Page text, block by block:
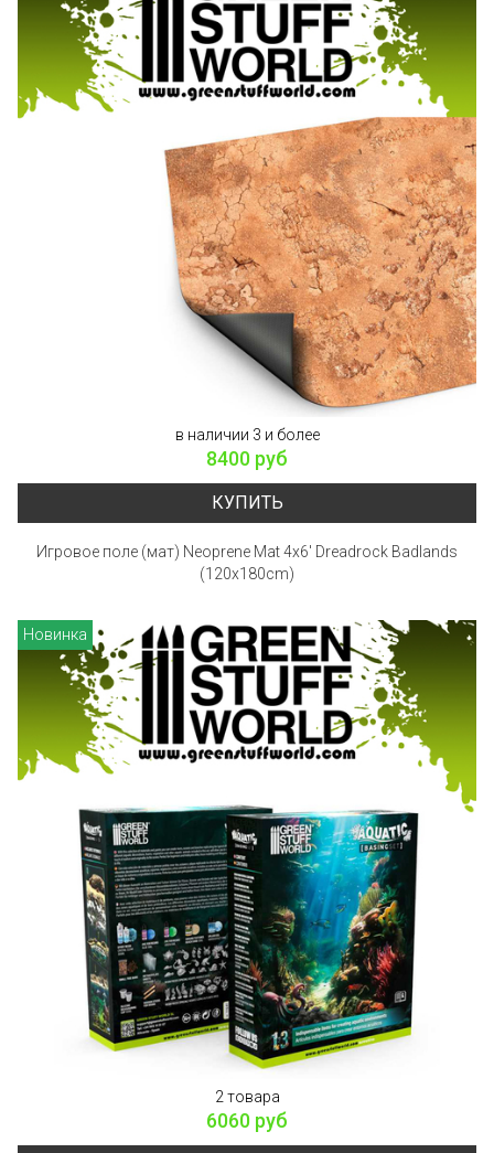
в наличии 3 и более
8400 руб
КУПИТЬ
Игровое поле (мат) Neoprene Mat 4x6' Dreadrock Badlands
(120x180cm)
Новинка
2 товара
6060 руб